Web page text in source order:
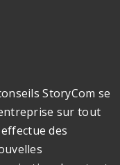
StoryCom se
sur tout
des